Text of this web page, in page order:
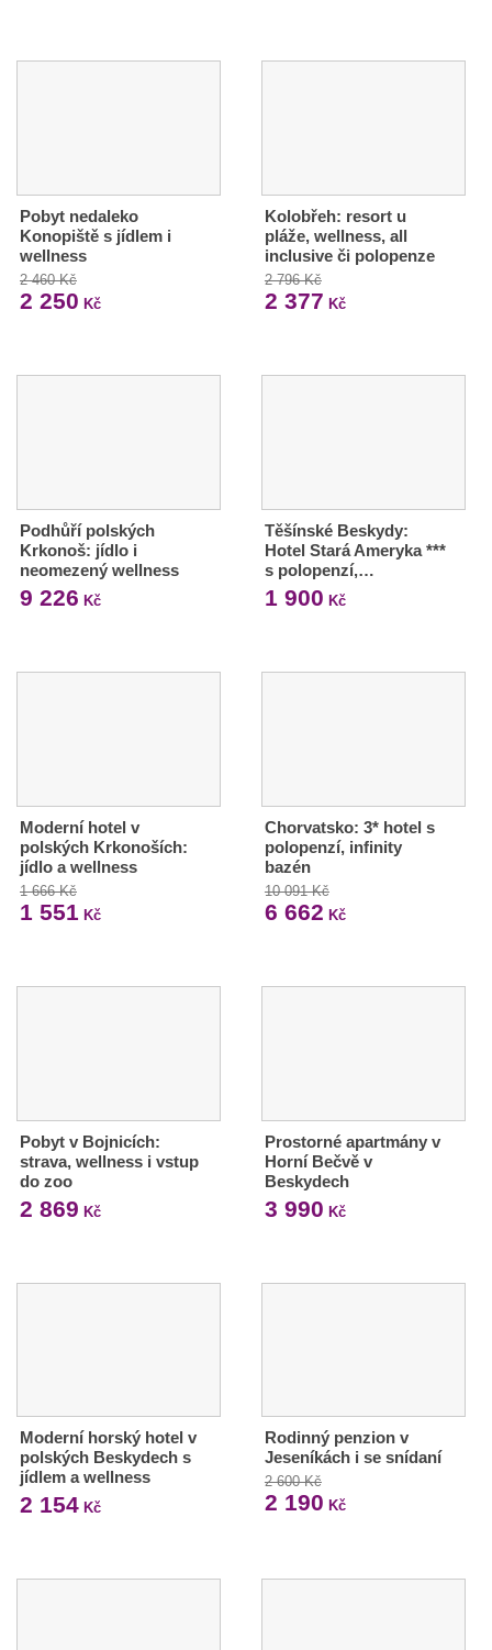
Pobyt nedaleko
Konopiště s jídlem i
wellness
2 460 Kč
2 250 Kč
Kolobřeh: resort u
pláže, wellness, all
inclusive či polopenze
2 796 Kč
2 377 Kč
Podhůří polských
Krkonoš: jídlo i
neomezený wellness
9 226 Kč
Těšínské Beskydy:
Hotel Stará Ameryka ***
s polopenzí,…
1 900 Kč
Moderní hotel v
polských Krkonoších:
jídlo a wellness
1 666 Kč
1 551 Kč
Chorvatsko: 3* hotel s
polopenzí, infinity
bazén
10 091 Kč
6 662 Kč
Pobyt v Bojnicích:
strava, wellness i vstup
do zoo
2 869 Kč
Prostorné apartmány v
Horní Bečvě v
Beskydech
3 990 Kč
Moderní horský hotel v
polských Beskydech s
jídlem a wellness
2 154 Kč
Rodinný penzion v
Jeseníkách i se snídaní
2 600 Kč
2 190 Kč